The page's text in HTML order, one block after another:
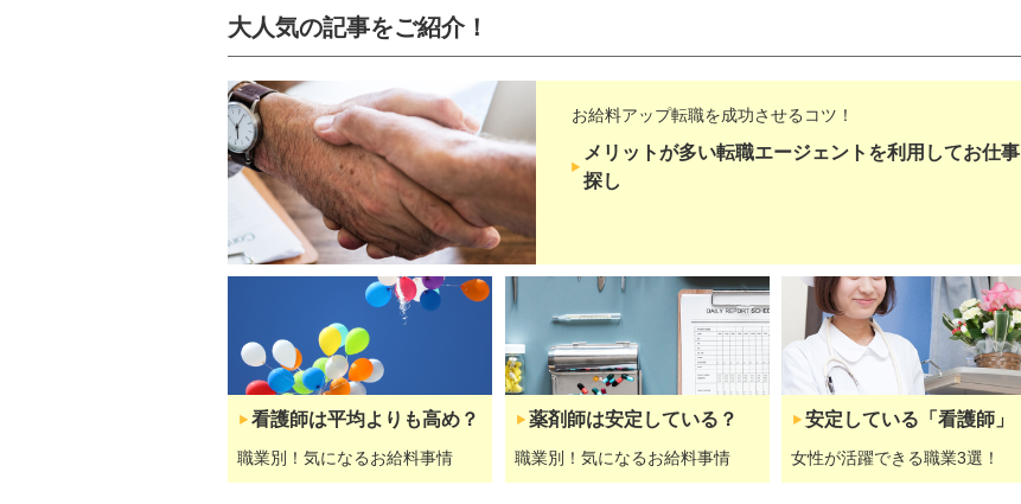
大人気の記事をご紹介！
お給料アップ転職を成功させるコツ！
メリットが多い転職エージェントを利用してお仕事
探し
看護師は平均よりも高め？
職業別！気になるお給料事情
薬剤師は安定している？
職業別！気になるお給料事情
安定している「看護師」
女性が活躍できる職業3選！